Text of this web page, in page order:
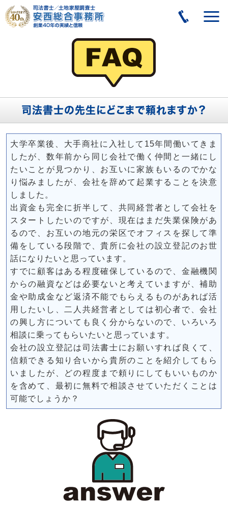
司法書士の先生にどこまで頼れますか？
大学卒業後、大手商社に入社して15年間働いてきま
したが、数年前から同じ会社で働く仲間と一緒にし
たいことが見つかり、お互いに家族もいるのでかな
り悩みましたが、会社を辞めて起業することを決意
しました。
出資金も完全に折半して、共同経営者として会社を
スタートしたいのですが、現在はまだ失業保険があ
るので、お互いの地元の栄区でオフィスを探して準
備をしている段階で、貴所に会社の設立登記のお世
話になりたいと思っています。
すでに顧客はある程度確保しているので、金融機関
からの融資などは必要ないと考えていますが、補助
金や助成金など返済不能でもらえるものがあれば活
用したいし、二人共経営者としては初心者で、会社
の興し方についても良く分からないので、いろいろ
相談に乗ってもらいたいと思っています。
会社の設立登記は司法書士にお願いすれば良くて、
信頼できる知り合いから貴所のことを紹介してもら
いましたが、どの程度まで頼りにしてもいいものか
を含めて、最初に無料で相談させていただくことは
可能でしょうか？